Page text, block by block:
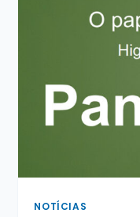
NOTÍCIAS